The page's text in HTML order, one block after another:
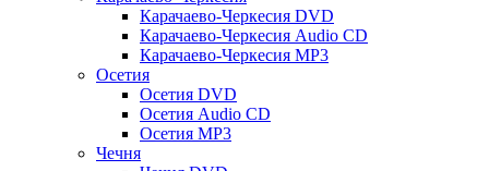
Карачаево-Черкесия DVD
Карачаево-Черкесия Audio CD
Карачаево-Черкесия MP3
Осетия
Осетия DVD
Осетия Audio CD
Осетия MP3
Чечня